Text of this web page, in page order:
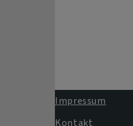
Impressum
Kontakt